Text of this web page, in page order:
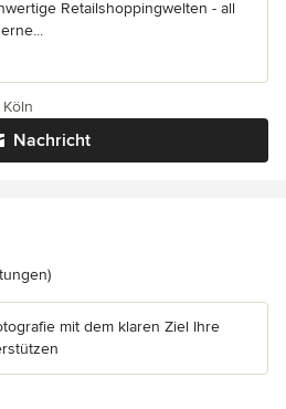
Retailshoppingwelten - all
Nachricht
5 von 5 Sternen
mit dem klaren Ziel Ihre